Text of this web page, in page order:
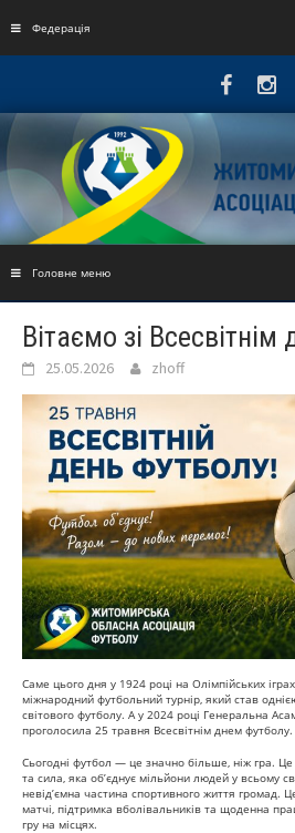
Федерація
Головне меню
Вітаємо зі
25.05.2026 zhoff
Саме цього дня у 1924 році на Олімпійських
міжнародний футбольний турнір, який став
світового футболу. А у 2024 році Генеральна
проголосила 25 травня Всесвітнім днем футболу.
Сьогодні футбол — це значно більше, ніж гра. Це
та сила, яка об’єднує мільйони людей у всьому
невід’ємна частина спортивного життя громад.
матчі, підтримка вболівальників та щоденна
гру на місцях.